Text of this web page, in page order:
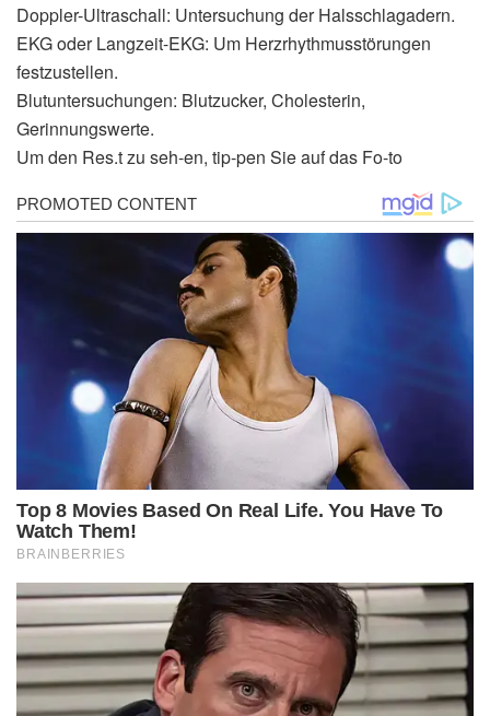
Doppler-Ultraschall: Untersuchung der Halsschlagadern.
EKG oder Langzeit-EKG: Um Herzrhythmusstörungen
festzustellen.
Blutuntersuchungen: Blutzucker, Cholesterin,
Gerinnungswerte.
Um den Res.t zu seh-en, tip-pen Sie auf das Fo-to